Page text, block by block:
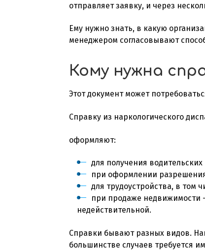
отправляет заявку, и через
Ему нужно знать, в какую
менеджером согласовывают
Кому нужна
Этот документ может
Справку из наркологического
оформляют:
для получения
при оформлении
для трудоустройства, в том
при продаже недвижимости
недействительной.
Справки бывают разных видов.
большинстве случаев требуется